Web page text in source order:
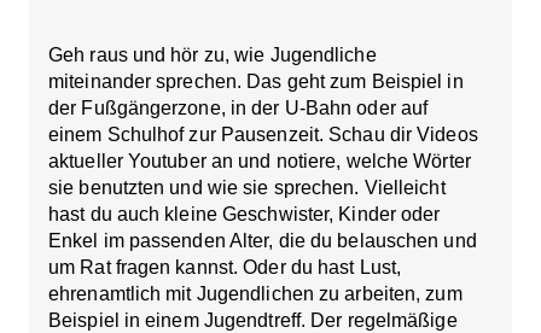
Geh raus und hör zu, wie Jugendliche
miteinander sprechen. Das geht zum Beispiel in
der Fußgängerzone, in der U-Bahn oder auf
einem Schulhof zur Pausenzeit. Schau dir Videos
aktueller Youtuber an und notiere, welche Wörter
sie benutzten und wie sie sprechen. Vielleicht
hast du auch kleine Geschwister, Kinder oder
Enkel im passenden Alter, die du belauschen und
um Rat fragen kannst. Oder du hast Lust,
ehrenamtlich mit Jugendlichen zu arbeiten, zum
Beispiel in einem Jugendtreff. Der regelmäßige